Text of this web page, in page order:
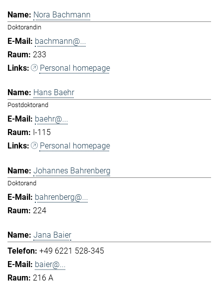
Nora Bachmann
Doktorandin
bachmann@...
233
Personal homepage
Hans Baehr
Postdoktorand
baehr@...
I-115
Personal homepage
Johannes Bahrenberg
Doktorand
bahrenberg@...
224
Jana Baier
+49 6221 528-345
baier@...
216 A